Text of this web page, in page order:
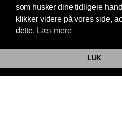
som husker dine tidligere
klikker videre på vores side,
dette. Læs mere
LUK
Cookie- og privatlivspolitik